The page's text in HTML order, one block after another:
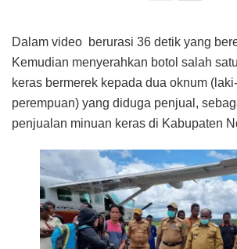
Dalam video berurasi 36 detik yang
Kemudian menyerahkan botol salah
keras bermerek kepada dua oknum
perempuan) yang diduga penjual,
penjualan minuan keras di Kabupaten